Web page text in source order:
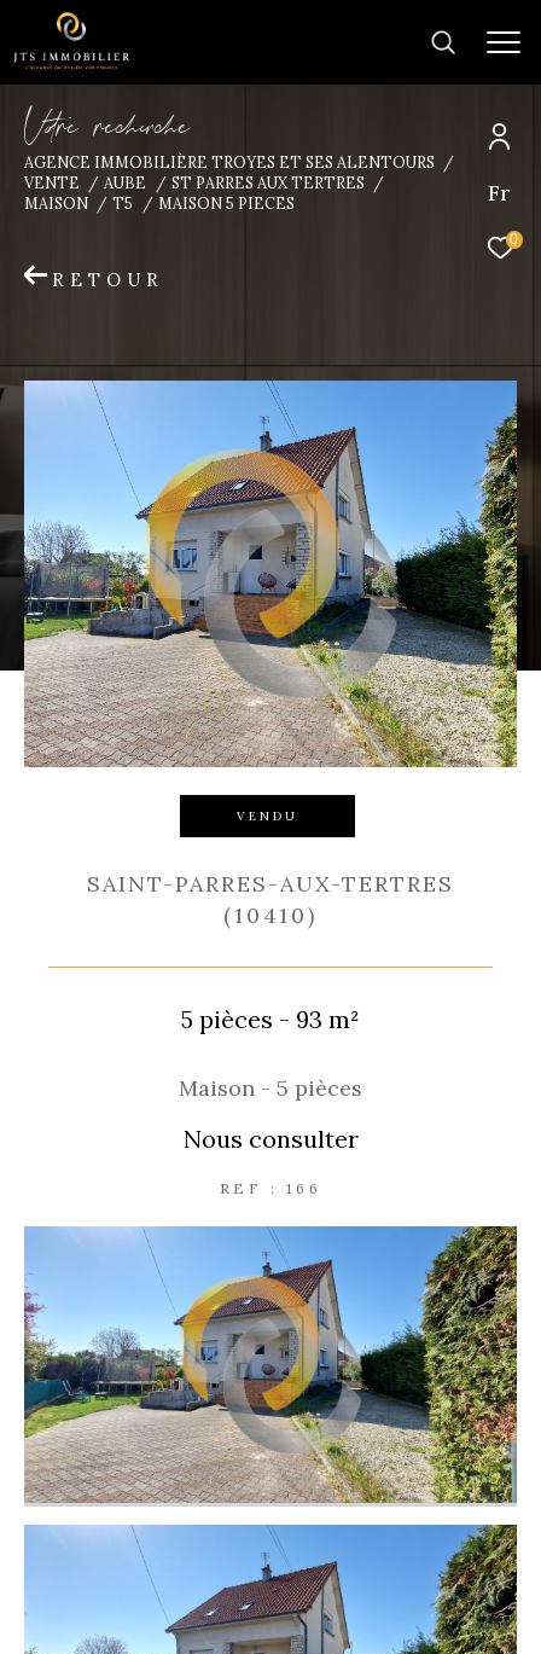
Fr
0
Vore recece
AGENCE IMMOBILIÈRE TROYES ET SES ALENTOURS
VENTE
AUBE
ST PARRES AUX TERTRES
MAISON
T5 MAISON 5 PIECES
RETOUR
VENDU
SAINT-PARRES-AUX-TERTRES
(10410)
5 pièces - 93 m²
Maison - 5 pièces
Nous consulter
REF : 166
Trouver la
Type
Type de bien
Budget
Budget
Surface
Surface
Pièces
Pièces